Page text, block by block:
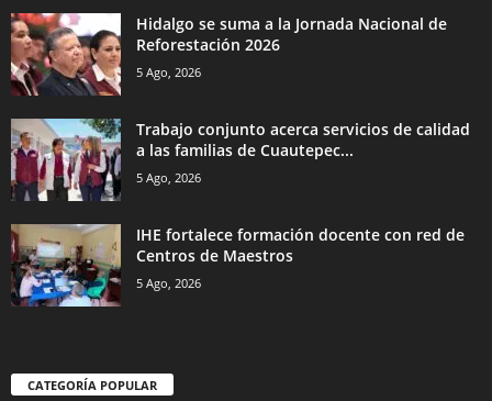
Hidalgo se suma a la Jornada Nacional de
Reforestación 2026
5 Ago, 2026
Trabajo conjunto acerca servicios de calidad
a las familias de Cuautepec...
5 Ago, 2026
IHE fortalece formación docente con red de
Centros de Maestros
5 Ago, 2026
CATEGORÍA POPULAR